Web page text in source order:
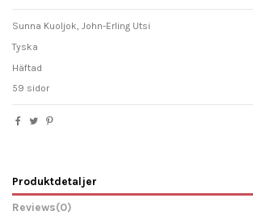
Sunna Kuoljok, John-Erling Utsi
Tyska
Häftad
59 sidor
Produktdetaljer
Reviews(0)